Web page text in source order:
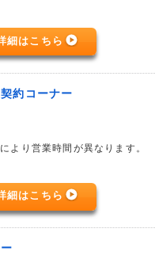
細はこちら
約コーナー
り営業時間が異なります。
細はこちら